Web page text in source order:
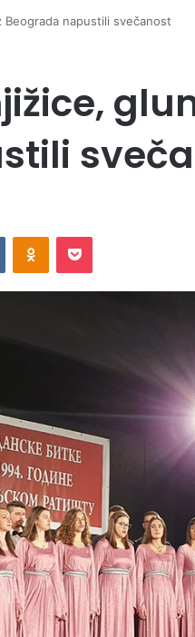
Beograda napustili svečanost